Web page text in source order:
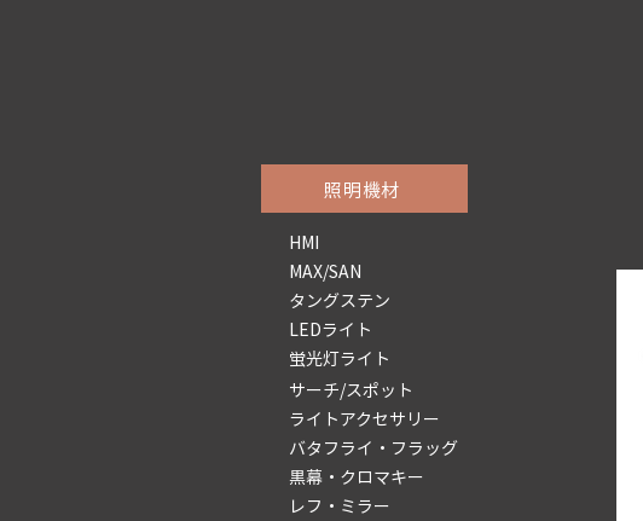
照明機材
HMI
MAX/SAN
タングステン
LEDライト
蛍光灯ライト
サーチ/スポット
ライトアクセサリー
バタフライ・フラッグ
黒幕・クロマキー
レフ・ミラー